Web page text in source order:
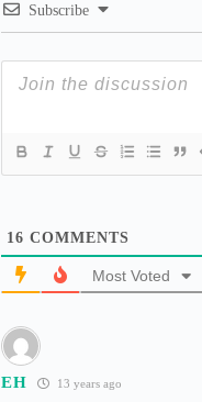
Subscribe
16 COMMENTS
Most Voted
EH 13 years ago